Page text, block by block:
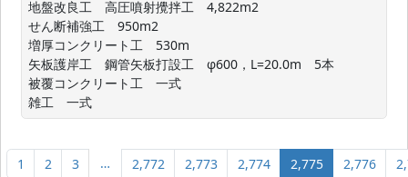
地盤改良工　高圧噴射攪拌工　4,822m2
せん断補強工　950m2
増厚コンクリート工　530m
矢板護岸工　鋼管矢板打設工　φ600，L=20.0m　5本
被覆コンクリート工　一式
雑工　一式
1 2 3 … 2,772 2,773 2,774 2,775 2,776